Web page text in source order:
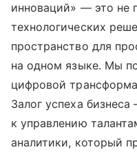
инноваций» — это не
технологических
пространство для
на одном языке. Мы
цифровой
Залог успеха
к управлению
аналитики, который